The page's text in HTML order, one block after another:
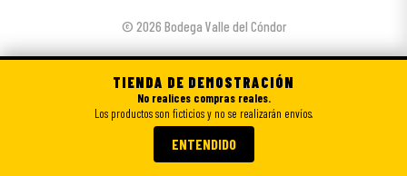
© 2026 Bodega Valle del Cóndor
TIENDA DE DEMOSTRACIÓN
No realices compras reales.
Los productos son ficticios y no se realizarán envíos.
ENTENDIDO